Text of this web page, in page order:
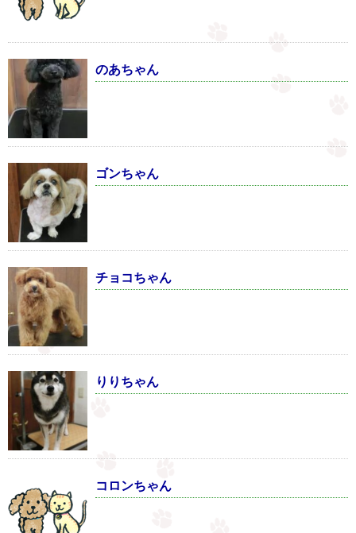
のあちゃん
ゴンちゃん
チョコちゃん
りりちゃん
コロンちゃん